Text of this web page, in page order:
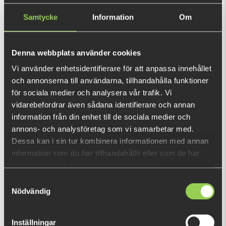
Samtycke Information Om
Denna webbplats använder cookies
Vi använder enhetsidentifierare för att anpassa innehållet
och annonserna till användarna, tillhandahålla funktioner
för sociala medier och analysera vår trafik. Vi
vidarebefordrar även sådana identifierare och annan
information från din enhet till de sociala medier och
annons- och analysföretag som vi samarbetar med.
Dessa kan i sin tur kombinera informationen med annan
information som du har tillhandahållit eller som de har
Nödvändig
Inställningar
(€173.13)
This purchase will pay 2 998 fishcoins now!
INFORMATION
TATULA rods are made of HVF Nanoplus carbon and are
extremely light and sensitive. To this brilliant blank is add
FUJI VSS reel seat and Fuji Alconite K-Guides. These rods are
your friends if you are hunting perch, bass or zander.
- HVF Nanoplus carbon
- X45 construction
- FUJI Alconite K-Guides
- FUJI VSS reel seat
FEW LEFT